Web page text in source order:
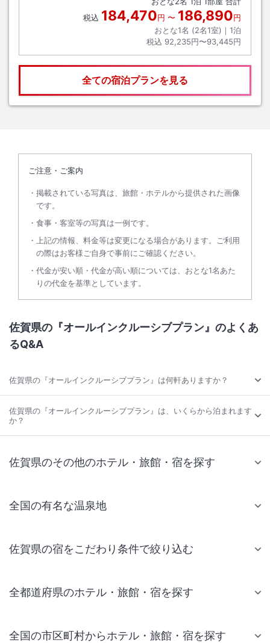
税込 184,470円 〜 186,890円
おとな1名 (2名1室)｜ 1泊
税込 92,235円〜93,445円
全ての宿泊プランを見る
ご注意・ご案内
掲載されている写真は、旅館・ホテルから提供された画像
です。
食事・客室等の写真は一例です。
上記の情報、料金等は変更になる場合があります。ご利用
の際はお客様ご自身で事前にご確認ください。
代金が安い順・代金が高い順については、おとな1名あた
りの代金を基準としています。
佐賀県の『オールインクルーシブプラン』のよくあ
るQ&A
佐賀県の『オールインクルーシブプラン』は何軒ありますか？
佐賀県の『オールインクルーシブプラン』は、いくらから泊まれます
か？
佐賀県のその他のホテル・旅館・宿を探す
全国の有名な温泉地
佐賀県の宿をこだわり条件で絞り込む
全都道府県のホテル・旅館・宿を探す
全国の市区町村からホテル・旅館・宿を探す